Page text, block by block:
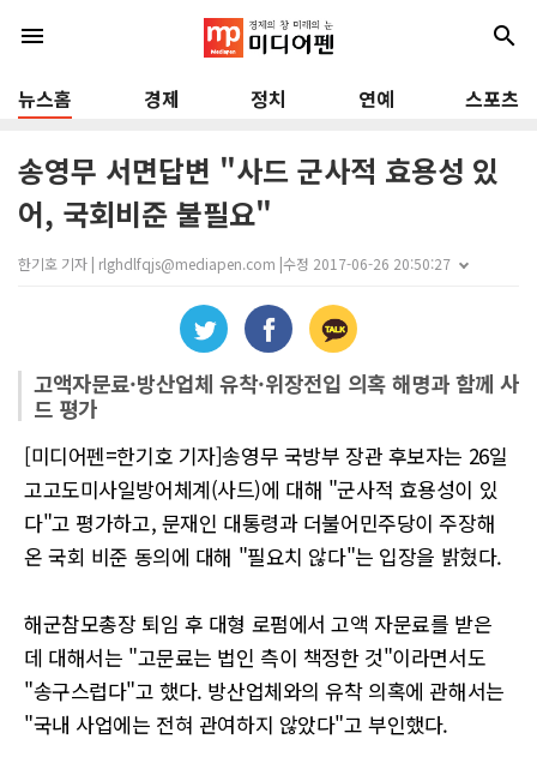
menu search
뉴스홈 경제 정치 연예 스포츠
송영무 서면답변 "사드 군사적 효용성 있
어, 국회비준 불필요"
한기호 기자 | rlghdlfqjs@mediapen.com |수정 2017-06-26 20:50:27
고액자문료·방산업체 유착·위장전입 의혹 해명과 함께 사
드 평가
[미디어펜=한기호 기자]송영무 국방부 장관 후보자는 26일
고고도미사일방어체계(사드)에 대해 "군사적 효용성이 있
다"고 평가하고, 문재인 대통령과 더불어민주당이 주장해
온 국회 비준 동의에 대해 "필요치 않다"는 입장을 밝혔다.
해군참모총장 퇴임 후 대형 로펌에서 고액 자문료를 받은
데 대해서는 "고문료는 법인 측이 책정한 것"이라면서도
"송구스럽다"고 했다. 방산업체와의 유착 의혹에 관해서는
"국내 사업에는 전혀 관여하지 않았다"고 부인했다.